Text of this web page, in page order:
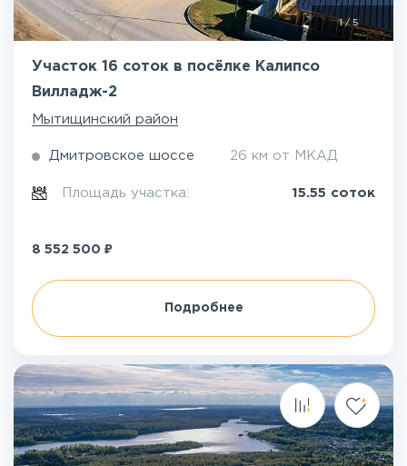
1/5
Участок 16 соток в посёлке Калипсо
Вилладж-2
Мытищинский район
Дмитровское шоссе 26 км от МКАД
Площадь участка: 15.55 соток
8 552 500 ₽
Подробнее